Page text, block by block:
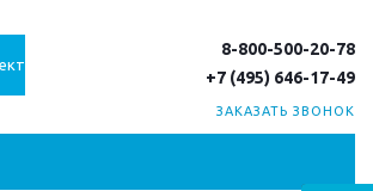
8-800-500-20-78
+7 (495) 646-17-49
ЗАКАЗАТЬ ЗВОНОК